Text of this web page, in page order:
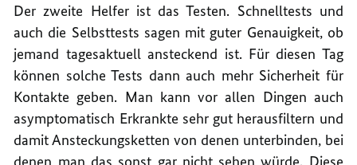
Der zweite Helfer ist das Testen. Schnelltests und
auch die Selbsttests sagen mit guter Genauigkeit, ob
jemand tagesaktuell ansteckend ist. Für diesen Tag
können solche Tests dann auch mehr Sicherheit für
Kontakte geben. Man kann vor allen Dingen auch
asymptomatisch Erkrankte sehr gut herausfiltern und
damit Ansteckungsketten von denen unterbinden, bei
denen man das sonst gar nicht sehen würde. Diese